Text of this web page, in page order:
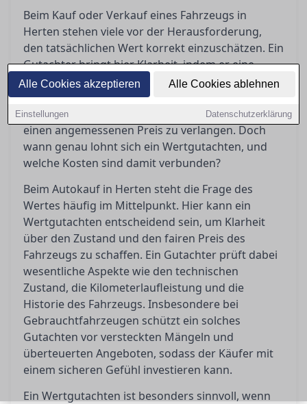
Alle Cookies akzeptieren Alle Cookies ablehnen
Einstellungen Datenschutzerklärung
Beim Kauf oder Verkauf eines Fahrzeugs in
Herten stehen viele vor der Herausforderung,
den tatsächlichen Wert korrekt einzuschätzen. Ein
Gutachter bringt hier Klarheit, indem er eine
präzise Fahrzeugbewertung vornimmt. Solch ein
Gutachten bewahrt Käufer vor bösen
Überraschungen und gibt Verkäufern Sicherheit,
einen angemessenen Preis zu verlangen. Doch
wann genau lohnt sich ein Wertgutachten, und
welche Kosten sind damit verbunden?
Beim Autokauf in Herten steht die Frage des
Wertes häufig im Mittelpunkt. Hier kann ein
Wertgutachten entscheidend sein, um Klarheit
über den Zustand und den fairen Preis des
Fahrzeugs zu schaffen. Ein Gutachter prüft dabei
wesentliche Aspekte wie den technischen
Zustand, die Kilometerlaufleistung und die
Historie des Fahrzeugs. Insbesondere bei
Gebrauchtfahrzeugen schützt ein solches
Gutachten vor versteckten Mängeln und
überteuerten Angeboten, sodass der Käufer mit
einem sicheren Gefühl investieren kann.
Ein Wertgutachten ist besonders sinnvoll, wenn